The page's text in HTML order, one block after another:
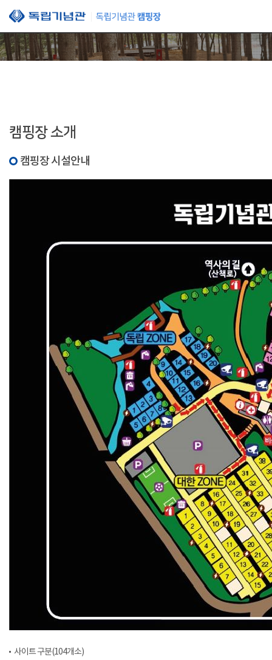
본문 바로가기
캠핑장 소개
캠핑장 시설안내
사이트 구분(104개소)